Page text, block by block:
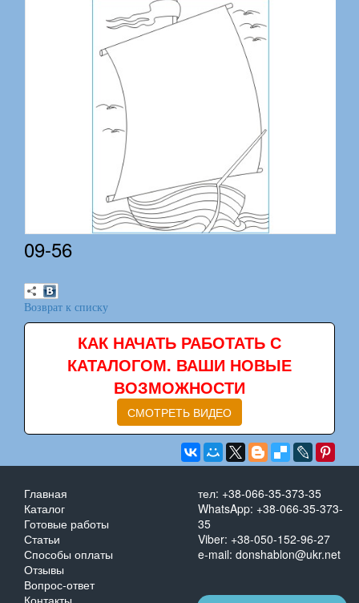
09-56
Возврат к списку
КАК НАЧАТЬ РАБОТАТЬ С
КАТАЛОГОМ. ВАШИ НОВЫЕ
ВОЗМОЖНОСТИ
СМОТРЕТЬ ВИДЕО
Главная
Каталог
Готовые работы
Статьи
Способы оплаты
Отзывы
Вопрос-ответ
тел: +38-066-35-373-35
WhatsApp: +38-066-35-373-
35
Viber: +38-050-152-96-27
e-mail: donshablon@ukr.net